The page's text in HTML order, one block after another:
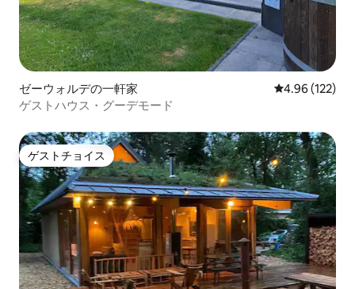
ゼーウォルデの一軒家 レビュー122
4.96 (122)
ゲストハウス・グーデモード
ゲストチョイス
ゲストチョイス